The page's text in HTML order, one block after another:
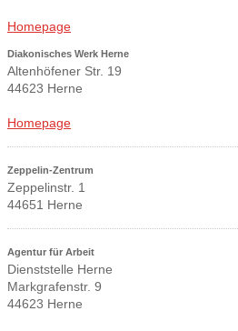
Homepage
Diakonisches Werk Herne
Altenhöfener Str. 19
44623 Herne
Homepage
Zeppelin-Zentrum
Zeppelinstr. 1
44651 Herne
Agentur für Arbeit
Dienststelle Herne
Markgrafenstr. 9
44623 Herne